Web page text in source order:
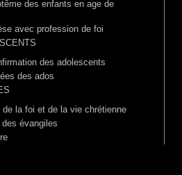
des enfants en age de
avec profession de foi
des adolescents
des ados
de la foi et de la vie chrétienne
évangiles